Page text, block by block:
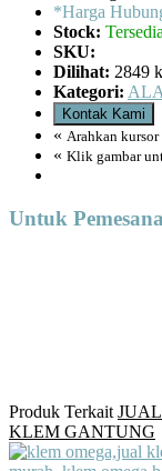
*Harga
Stock: Tersedia
SKU:
Dilihat: 2849
Kategori:
Kontak Kami
« Arahkan
« Klik gambar
Untuk
Produk Terkait
KLEM GANTUNG